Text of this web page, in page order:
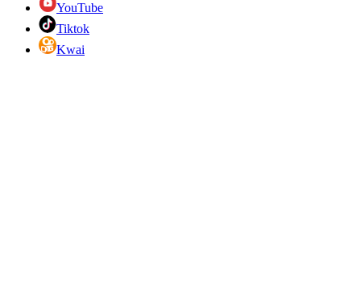
YouTube
Tiktok
Kwai